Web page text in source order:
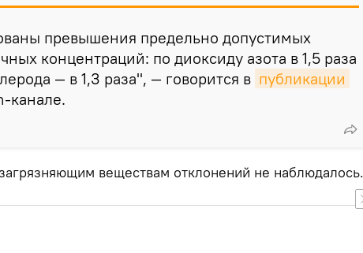
превышения предельно допустимых
концентраций: по диоксиду азота в 1,5 раза
— в 1,3 раза", — говорится в публикации
канале.
веществам отклонений не наблюдалось.